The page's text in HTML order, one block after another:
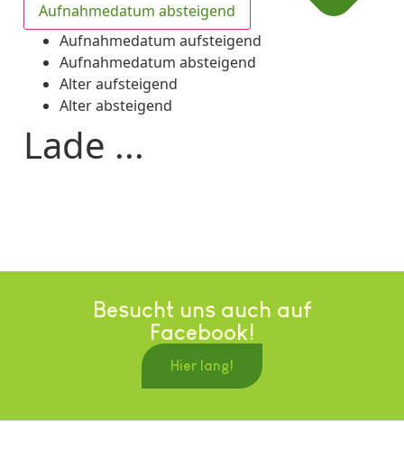
Aufnahmedatum absteigend
Aufnahmedatum aufsteigend
Aufnahmedatum absteigend
Alter aufsteigend
Alter absteigend
Lade ...
Besucht uns auch auf
Facebook!
Hier lang!